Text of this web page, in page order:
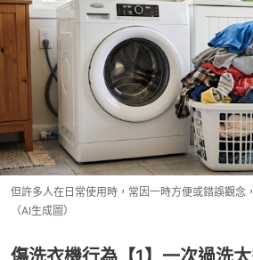
但許多人在日常使用時，常因一時方便或錯誤觀念
（AI生成圖）